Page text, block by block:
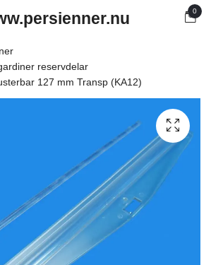
0
reservdelar
127 mm Transp (KA12)